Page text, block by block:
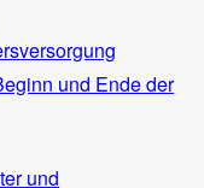
und Ende der
und